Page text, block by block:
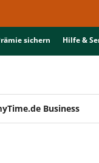
sichern Hilfe &
Business